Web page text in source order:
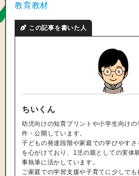
教育教材
この記事を書いた人
ちいくん
幼児向けの知育プリントや小学生向けの
作・公開しています。
子どもの発達段階や家庭での学びやすさ
を心がけており、1児の親としての実体
事執筆に活かしています。
ご家庭での学習支援や子育てに少しで